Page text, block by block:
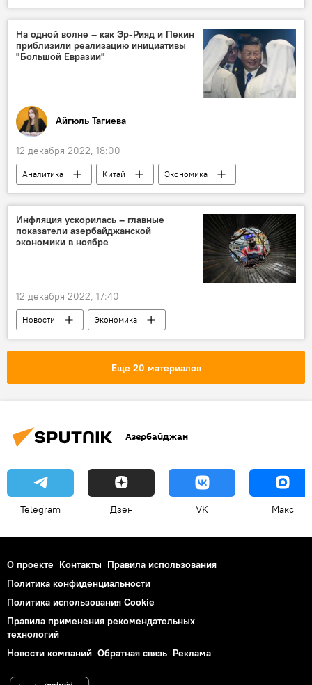
Россия
Украина
вооружение
На одной волне – как Эр-Рияд и Пекин
приблизили реализацию инициативы
"Большой Евразии"
Айгюль Тагиева
12 декабря 2022, 18:00
Аналитика Китай
Экономика
Ближний Восток
Саудовская Аравия
Си Цзиньпин
США
"Один пояс - один путь"
Инфляция ускорилась – главные
показатели азербайджанской
экономики в ноябре
12 декабря 2022, 17:40
Новости
Экономика
производство
Азербайджан
Инфляция
Еще 20 материалов
Азербайджан
Telegram Дзен VK Макс
О проекте Контакты Правила использования
Политика конфиденциальности
Политика использования Cookie
Правила применения рекомендательных
технологий
Новости компаний Обратная связь Реклама